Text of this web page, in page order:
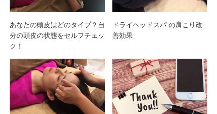
あなたの頭皮はどのタイプ？自
分の頭皮の状態をセルフチェッ
ク！
ドライヘッドスパ の肩こり改
善効果